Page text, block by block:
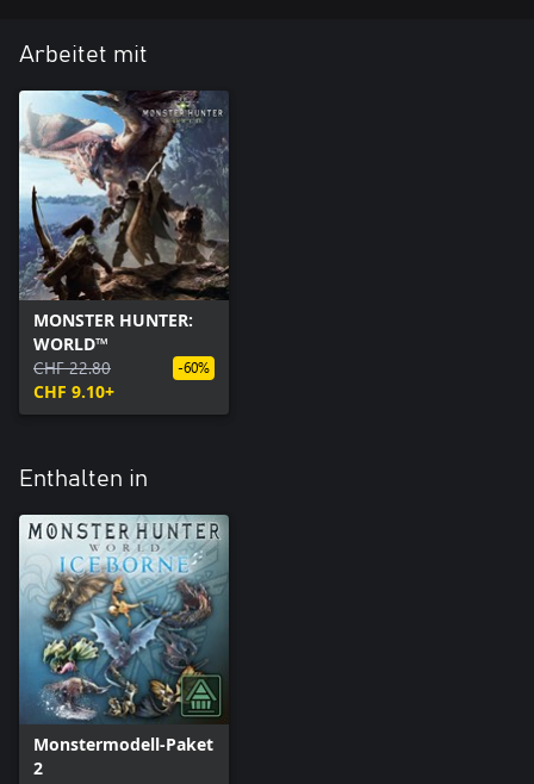
Arbeitet mit
MONSTER HUNTER:
WORLD™
CHF 22.80
CHF 9.10+
-60%
Enthalten in
Monstermodell-Paket
2